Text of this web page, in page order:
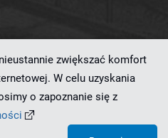
zwiększać komfort
W celu uzyskania
o zapoznanie się z